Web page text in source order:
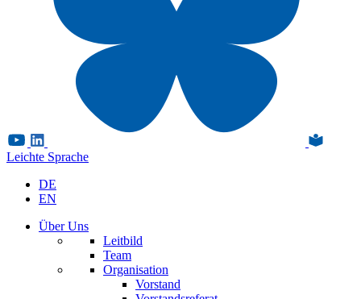
Leichte Sprache
DE
EN
Über Uns
Leitbild
Team
Organisation
Vorstand